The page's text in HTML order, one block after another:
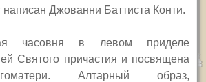
написан Джованни Баттиста Конти.
часовня в левом приделе
Святого причастия и посвящена
Алтарный образ,